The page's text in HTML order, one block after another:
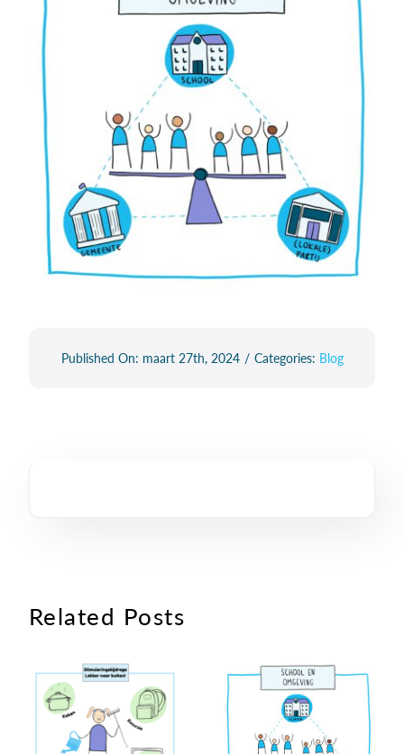
Published On: maart 27th, 2024 / Categories: Blog
Related Posts